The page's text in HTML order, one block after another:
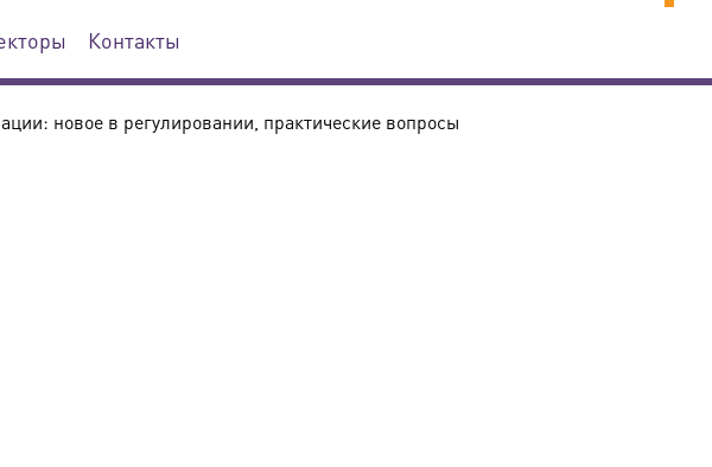
Контакты
новое в регулировании, практические вопросы